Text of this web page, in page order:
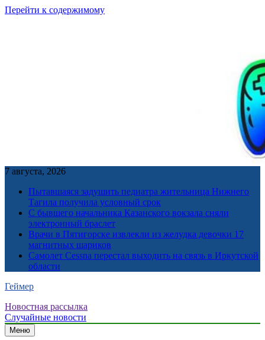
Перейти к содержимому
7 августа, 2026
Пытавшаяся задушить педиатра жительница Нижнего
Тагила получила условный срок
С бывшего начальника Казанского вокзала сняли
электронный браслет
Врачи в Пятигорске извлекли из желудка девочки 17
магнитных шариков
Самолет Cessna перестал выходить на связь в Иркутской
области
Геймер
Новостная рассылка
Случайные новости
Меню